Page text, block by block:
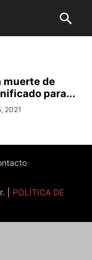
muerte de
para...
2021
| POLÍTICA DE